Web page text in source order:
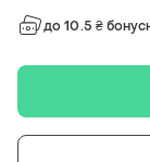
до 10.5 ₴